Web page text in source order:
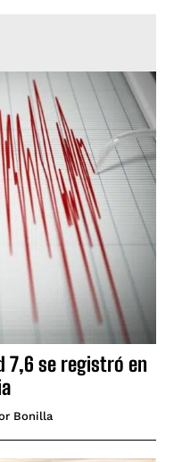
7,6 se registró en
Bonilla